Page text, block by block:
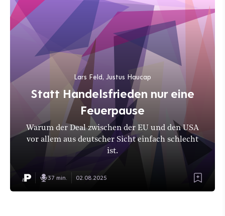
Lars Feld, Justus Haucap
Statt Handelsfrieden nur eine
Feuerpause
Warum der Deal zwischen der EU und den USA
vor allem aus deutscher Sicht einfach schlecht
ist.
37 min. 02.08.2025